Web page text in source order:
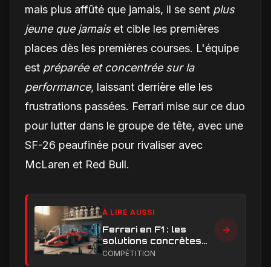
mais plus affûté que jamais, il se sent plus
jeune que jamaiset cible les premières
places dès les premières courses. L'équipe
est préparée et concentrée sur la
performance, laissant derrière elle les
frustrations passées. Ferrari mise sur ce duo
pour lutter dans le groupe de tête, avec une
SF-26 peaufinée pour rivaliser avec
McLaren et Red Bull.
À LIRE AUSSI
Ferrari en F1 : les
solutions concrètes
pour combler son
COMPÉTITION